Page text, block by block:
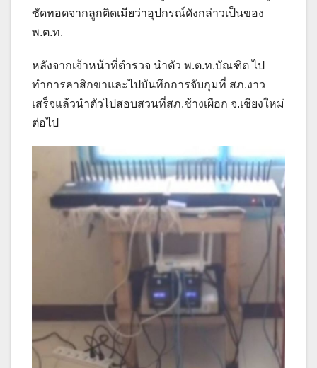
ซัดทอดจากลูกติดเมียว่าอุปกรณ์ดังกล่าวเป็นของ
พ.ต.ท.
หลังจากเจ้าหน้าที่ตำรวจ นำตัว พ.ต.ท.บัณฑิต ไป
ทำการลาสิกขาและไปบันทึกการจับกุมที่ สภ.งาว
เสร็จแล้วนำตัวไปสอบสวนที่สภ.ช้างเผือก จ.เชียงใหม่
ต่อไป